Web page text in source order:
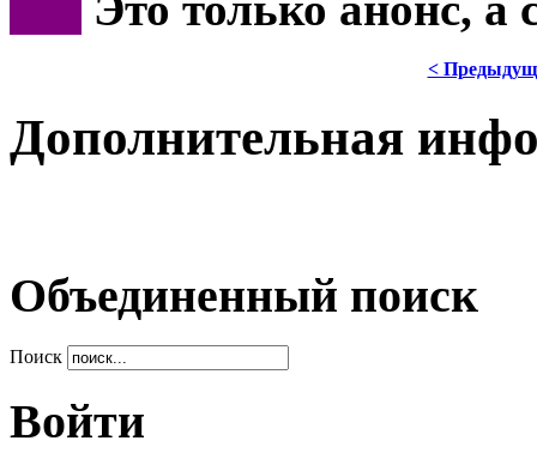
<
Дополнительная
Объединенный поиск
Поиск
Войти